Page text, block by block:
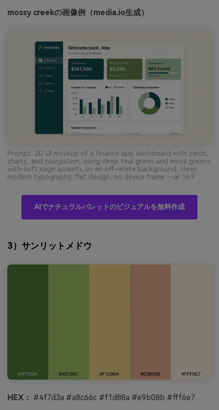
mossy creekの画像例（media.io生成）
Prompt: 2D UI mockup of a finance app dashboard with cards,
charts, and navigation, using deep teal green and moss greens
with soft sage accents on an off-white background, clean
modern typography, flat design, no device frame --ar 16:9
AIでナチュラルパレットのビジュアルを無料作成
3）サンリットメドウ
HEX： #4f7d3a #a8c66c #f1d88a #e9b08b #fff6e7